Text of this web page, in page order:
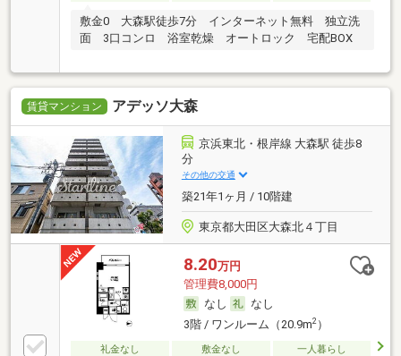
敷金0 大森駅徒歩7分 インターネット無料 独立洗
面 3口コンロ 浴室乾燥 オートロック 宅配BOX
賃貸マンション アデッソ大森
京浜東北・根岸線 大森駅 徒歩8
分
その他の交通
築21年1ヶ月 / 10階建
東京都大田区大森北４丁目
8.20万円
管理費8,000円
なし
なし
3階 / ワンルーム（20.9m2）
礼金なし 敷金なし
一人暮らし